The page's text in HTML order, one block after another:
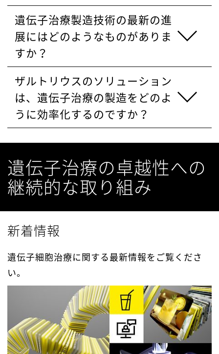
遺伝子治療製造技術の最新の進
展にはどのようなものがありま
すか？
ザルトリウスのソリューション
は、遺伝子治療の製造をどのよ
うに効率化するのですか？
遺伝子治療の卓越性への
継続的な取り組み
新着情報
遺伝子細胞治療に関する最新情報をご覧くださ
い。